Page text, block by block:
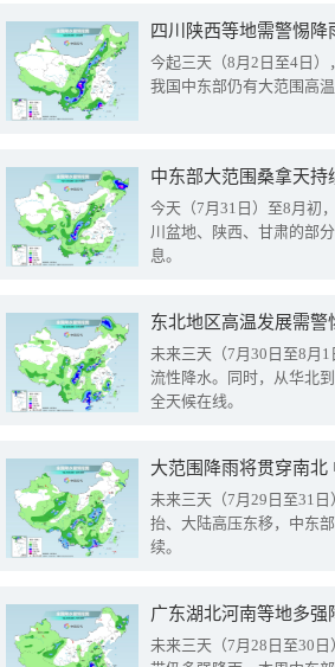
今起三天（8月2日至4日
我国中东部仍有大范围高
中东部大范围桑拿天
今天（7月31日）至8月初
川盆地、陕西、甘肃的部
息。
东北地区高温发展需
未来三天（7月30日至8月
流性降水。同时，从华北
全天候在线。
大范围降雨将贯穿南
未来三天（7月29日至31
抬、大陆高压东移，中东
续。
广东湖北河南等地多
未来三天（7月28日至30